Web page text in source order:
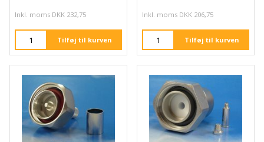
Inkl. moms DKK 232,75
Tilføj til kurven
Inkl. moms DKK 206,75
Tilføj til kurven